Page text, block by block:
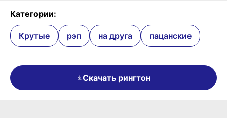
Категории:
Крутые рэп на друга пацанские
Скачать рингтон